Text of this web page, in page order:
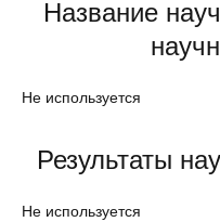
Название
Не используется
Результаты
Не используется